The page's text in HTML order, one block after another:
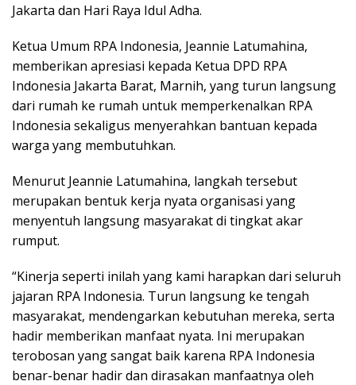
Jakarta dan Hari Raya Idul Adha.
Ketua Umum RPA Indonesia, Jeannie Latumahina,
memberikan apresiasi kepada Ketua DPD RPA
Indonesia Jakarta Barat, Marnih, yang turun langsung
dari rumah ke rumah untuk memperkenalkan RPA
Indonesia sekaligus menyerahkan bantuan kepada
warga yang membutuhkan.
Menurut Jeannie Latumahina, langkah tersebut
merupakan bentuk kerja nyata organisasi yang
menyentuh langsung masyarakat di tingkat akar
rumput.
“Kinerja seperti inilah yang kami harapkan dari seluruh
jajaran RPA Indonesia. Turun langsung ke tengah
masyarakat, mendengarkan kebutuhan mereka, serta
hadir memberikan manfaat nyata. Ini merupakan
terobosan yang sangat baik karena RPA Indonesia
benar-benar hadir dan dirasakan manfaatnya oleh